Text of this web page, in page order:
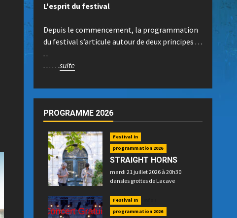
L'esprit du festival
Depuis le commencement, la programmation
du festival s’articule autour de deux principes . . .
. .
. . . . . .suite
PROGRAMME 2026
Festival In
programmation 2026
STRAIGHT HORNS
mardi 21 juillet 2026 à 20h30
dansles grottes de Lacave
Festival In
programmation 2026